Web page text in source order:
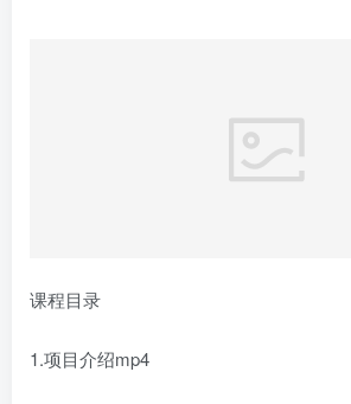
课程目录
1.项目介绍mp4